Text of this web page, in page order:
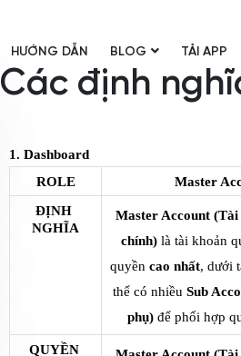
HƯỚNG DẪN BLOG TẢI APP
Các định
1. Dashboard
ROLE
Master
ĐỊNH
NGHĨA
Master Account
chính) là tài khoản
quyền cao nhất, dưới
thể có nhiều Sub
phụ) để phối hợp
QUYỀN